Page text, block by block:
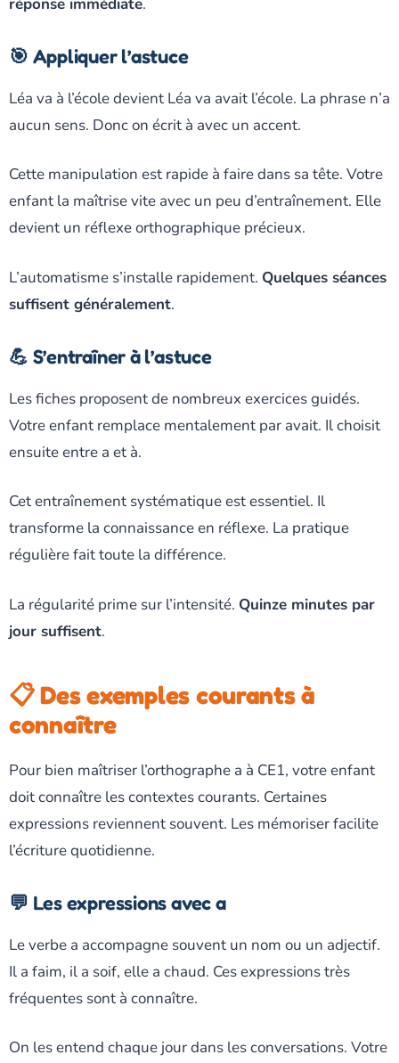
🎯 Appliquer l’astuce
Léa va à l’école devient Léa va avait l’école. La phrase n’a
aucun sens. Donc on écrit à avec un accent.
Cette manipulation est rapide à faire dans sa tête. Votre
enfant la maîtrise vite avec un peu d’entraînement. Elle
devient un réflexe orthographique précieux.
L’automatisme s’installe rapidement. Quelques séances
suffisent généralement.
💪 S’entraîner à l’astuce
Les fiches proposent de nombreux exercices guidés.
Votre enfant remplace mentalement par avait. Il choisit
ensuite entre a et à.
Cet entraînement systématique est essentiel. Il
transforme la connaissance en réflexe. La pratique
régulière fait toute la différence.
La régularité prime sur l’intensité. Quinze minutes par
jour suffisent.
📋 Des exemples courants à
connaître
Pour bien maîtriser l’orthographe a à CE1, votre enfant
doit connaître les contextes courants. Certaines
expressions reviennent souvent. Les mémoriser facilite
l’écriture quotidienne.
💬 Les expressions avec a
Le verbe a accompagne souvent un nom ou un adjectif.
Il a faim, il a soif, elle a chaud. Ces expressions très
fréquentes sont à connaître.
On les entend chaque jour dans les conversations. Votre